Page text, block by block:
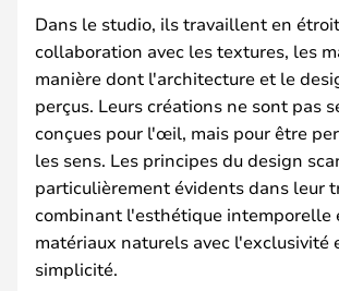
Dans le studio, ils travaillent en
collaboration avec les textures, les
manière dont l'architecture et le
perçus. Leurs créations ne sont pas
conçues pour l'œil, mais pour être
les sens. Les principes du design
particulièrement évidents dans leur
combinant l'esthétique intemporelle
matériaux naturels avec l'exclusivité
simplicité.